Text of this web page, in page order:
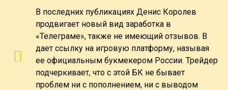
В последних публикациях Денис Королев
продвигает новый вид заработка в
«Телеграме», также не имеющий отзывов. В
дает ссылку на игровую платформу, называя
ее официальным букмекером России. Трейдер
подчеркивает, что с этой БК не бывает
проблем ни с пополнением, ни с выводом